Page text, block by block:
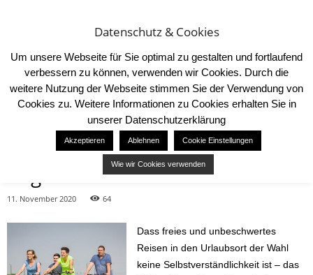
Rad- und Wanderreisen 2021 von
AugustusTours
11. November 2020 64
Dass freies und unbeschwertes
Reisen in den Urlaubsort der Wahl
keine Selbstverständlichkeit ist – das
Datenschutz & Cookies
Um unsere Webseite für Sie optimal zu gestalten und fortlaufend
verbessern zu können, verwenden wir Cookies. Durch die
weitere Nutzung der Webseite stimmen Sie der Verwendung von
Cookies zu. Weitere Informationen zu Cookies erhalten Sie in
unserer Datenschutzerklärung
Akzeptieren Ablehnen Cookie Einstellungen
Wie wir Cookies verwenden